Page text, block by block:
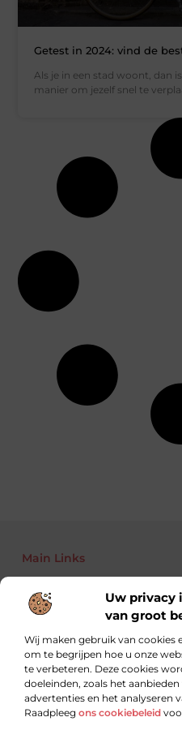
Uw privacy
van groot
Wij maken gebruik van cookies
om te begrijpen hoe u onze
te verbeteren. Deze cookies
doeleinden, zoals het
advertenties en het analyseren
Raadpleeg ons cookiebeleid
Getest in 2024: vind de
Als je in een stad woont, dan
manier om jezelf snel te
Main Links
Altijd op zoek
Lees, leer en ontdek met